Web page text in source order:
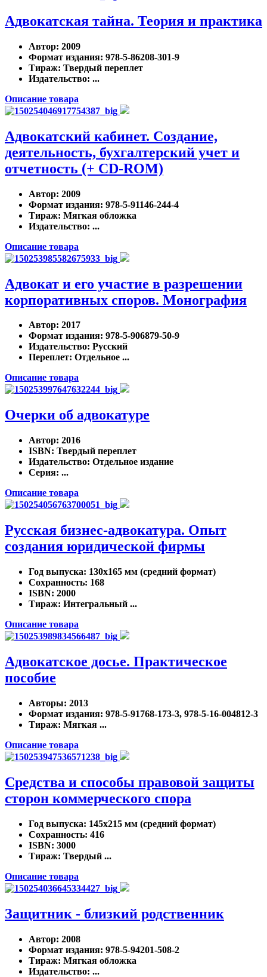
Адвокатская тайна. Теория и практика
Автор: 2009
Формат издания: 978-5-86208-301-9
Тираж: Твердый переплет
Издательство: ...
Описание товара
Адвокатский кабинет. Создание,
деятельность, бухгалтерский учет и
отчетность (+ CD-ROM)
Автор: 2009
Формат издания: 978-5-91146-244-4
Тираж: Мягкая обложка
Издательство: ...
Описание товара
Адвокат и его участие в разрешении
корпоративных споров. Монография
Автор: 2017
Формат издания: 978-5-906879-50-9
Издательство: Русский
Переплет: Отдельное ...
Описание товара
Очерки об адвокатуре
Автор: 2016
ISBN: Твердый переплет
Издательство: Отдельное издание
Серия: ...
Описание товара
Русская бизнес-адвокатура. Опыт
создания юридической фирмы
Год выпуска: 130x165 мм (средний формат)
Сохранность: 168
ISBN: 2000
Тираж: Интегральный ...
Описание товара
Адвокатское досье. Практическое
пособие
Авторы: 2013
Формат издания: 978-5-91768-173-3, 978-5-16-004812-3
Тираж: Мягкая ...
Описание товара
Средства и способы правовой защиты
сторон коммерческого спора
Год выпуска: 145х215 мм (средний формат)
Сохранность: 416
ISBN: 3000
Тираж: Твердый ...
Описание товара
Защитник - близкий родственник
Автор: 2008
Формат издания: 978-5-94201-508-2
Тираж: Мягкая обложка
Издательство: ...